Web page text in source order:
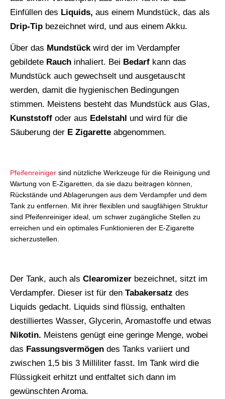
Einfüllen des Liquids, aus einem Mundstück, das als
Drip-Tip bezeichnet wird, und aus einem Akku.
Über das Mundstückwird der im Verdampfer
gebildete Rauch inhaliert. Bei Bedarf kann das
Mundstück auch gewechselt und ausgetauscht
werden, damit die hygienischen Bedingungen
stimmen. Meistens besteht das Mundstück aus Glas,
Kunststoff oder aus Edelstahl und wird für die
Säuberung der E Zigarette abgenommen.
Pfeifenreiniger sind nützliche Werkzeuge für die Reinigung und
Wartung von E-Zigaretten, da sie dazu beitragen können,
Rückstände und Ablagerungen aus dem Verdampfer und dem
Tank zu entfernen. Mit ihrer flexiblen und saugfähigen Struktur
sind Pfeifenreiniger ideal, um schwer zugängliche Stellen zu
erreichen und ein optimales Funktionieren der E-Zigarette
sicherzustellen.
Der Tank, auch als Clearomizer bezeichnet, sitzt im
Verdampfer. Dieser ist für den Tabakersatz des
Liquids gedacht. Liquids sind flüssig, enthalten
destilliertes Wasser, Glycerin, Aromastoffe und etwas
Nikotin. Meistens genügt eine geringe Menge, wobei
das Fassungsvermögen des Tanks variiert und
zwischen 1,5 bis 3 Milliliter fasst. Im Tank wird die
Flüssigkeit erhitzt und entfaltet sich dann im
gewünschten Aroma.